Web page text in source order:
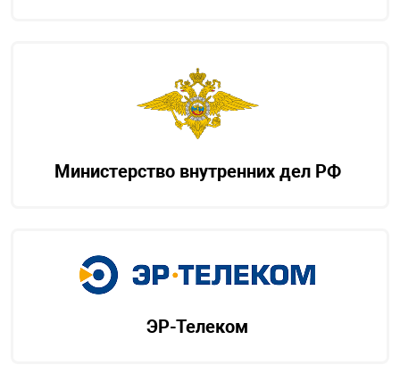
Министерство внутренних дел РФ
ЭР-Телеком